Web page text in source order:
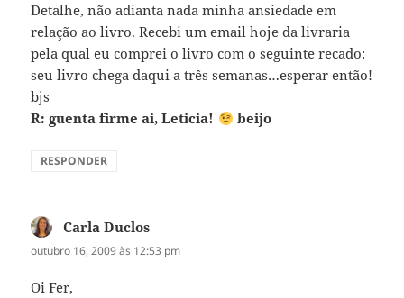
Detalhe, não adianta nada minha ansiedade em
relação ao livro. Recebi um email hoje da livraria
pela qual eu comprei o livro com o seguinte recado:
seu livro chega daqui a três semanas…esperar então!
bjs
R: guenta firme ai, Leticia!
beijo
RESPONDER
Carla Duclos
outubro 16, 2009 às 12:53 pm
Oi Fer,